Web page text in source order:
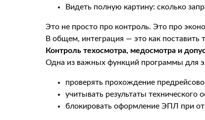
Видеть полную картину: сколько
Это не просто про контроль. Это про
В общем, интеграция — это как поставить
Контроль техосмотра, медосмотра и
Одна из важных функций программы для
проверять прохождение
учитывать результаты технического
блокировать оформление ЭПЛ при